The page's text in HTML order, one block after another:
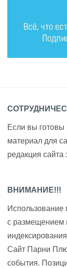
Если вы готовы
материал для
редакция сайта
ВНИМАНИЕ!!!
Использование
с размещением
Сайт Парни
события.